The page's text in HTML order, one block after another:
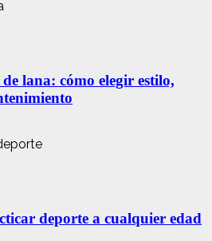
lana: cómo elegir estilo,
deporte a cualquier edad